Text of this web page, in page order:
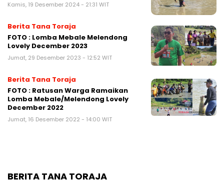
Kamis, 19 Desember 2024 - 21:31 WIT
Berita Tana Toraja
FOTO : Lomba Mebale Melendong
Lovely December 2023
Jumat, 29 Desember 2023 - 12:52 WIT
Berita Tana Toraja
FOTO : Ratusan Warga Ramaikan
Lomba Mebale/Melendong Lovely
December 2022
Jumat, 16 Desember 2022 - 14:00 WIT
BERITA TANA TORAJA